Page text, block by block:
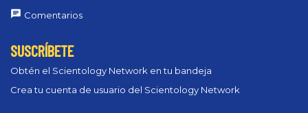
Comentarios
SUSCRÍBETE
Obtén el Scientology Network en tu bandeja
Crea tu cuenta de usuario del Scientology Network